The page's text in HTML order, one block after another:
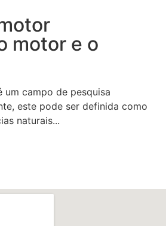
motor e o
campo de pesquisa
este pode ser definida como
naturais...